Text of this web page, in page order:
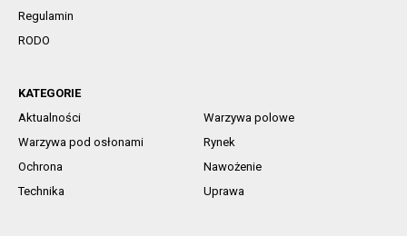
Regulamin
RODO
KATEGORIE
Aktualności
Warzywa polowe
Warzywa pod osłonami
Rynek
Ochrona
Nawożenie
Technika
Uprawa